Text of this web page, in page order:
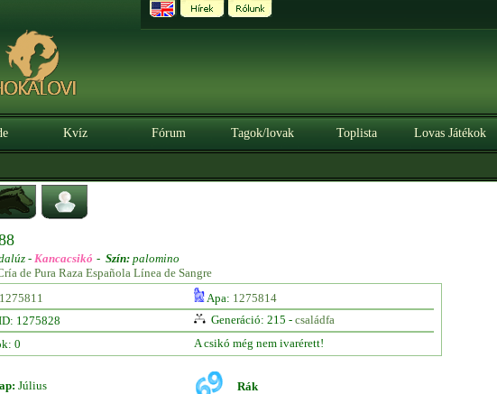
Kvíz Fórum Tagok/lovak Toplista Lovas Játékok
-Kancacsikó - Szín: palomino
de Pura Raza Española Línea de Sangre
1275811 Apa: 1275814
1275828
Generáció: 215 - családfa
0
A csikó még nem ivarérett!
Július Rák